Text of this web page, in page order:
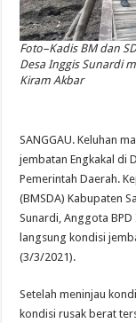
Foto–Kadis BM dan
Desa Inggis Sunardi
Kiram Akbar
SANGGAU. Keluhan
jembatan Engkakal di
Pemerintah Daerah.
(BMSDA) Kabupaten
Sunardi, Anggota
langsung kondisi
(3/3/2021).
Setelah meninjau
kondisi rusak berat